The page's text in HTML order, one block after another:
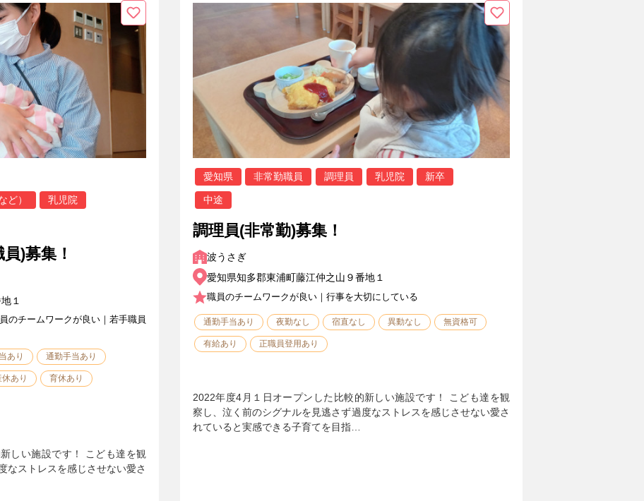
ど） 乳児院
)募集！
１
のチームワークが良い｜若手職員
あり 通勤手当あり
休あり 育休あり
しい施設です！ こども達を観
なストレスを感じさせない愛さ
愛知県 非常勤職員 調理員 乳児院 新卒
中途
調理員(非常勤)募集！
波うさぎ
愛知県知多郡東浦町藤江仲之山９番地１
職員のチームワークが良い｜行事を大切にしている
通勤手当あり 夜勤なし 宿直なし 異動なし 無資格可
有給あり 正職員登用あり
2022年度4月１日オープンした比較的新しい施設です！ こども達を観
察し、泣く前のシグナルを見逃さず過度なストレスを感じさせない愛さ
れていると実感できる子育てを目指…